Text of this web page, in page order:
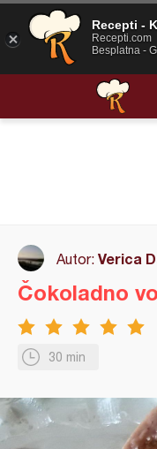
Autor: Verica
30 min
Čokoladno
Recepti -
Recepti.com
Besplatna -